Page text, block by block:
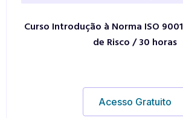
Curso Introdução à Norma ISO
de Risco / 30 horas
Acesso Gratuito